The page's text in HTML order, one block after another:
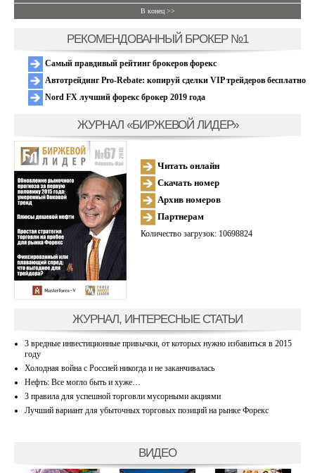
В конец >>
РЕКОМЕНДОВАННЫЙ БРОКЕР №1
Самый правдивый рейтинг брокеров форекс
Автотрейдинг Pro-Rebate: копируй сделки VIP трейдеров бесплатно
Nord FX лучший форекс брокер 2019 года
ЖУРНАЛ «БИРЖЕВОЙ ЛИДЕР»
Читать онлайн
Скачать номер
Архив номеров
Партнерам
Количество загрузок: 10698824
ЖУРНАЛ, ИНТЕРЕСНЫЕ СТАТЬИ
3 вредные инвестиционные привычки, от которых нужно избавиться в 2015
году
Холодная война с Россией никогда и не заканчивалась
Нефть: Все могло быть и хуже…
3 правила для успешной торговли мусорными акциями
Лучший вариант для убыточных торговых позиций на рынке Форекс
ВИДЕО